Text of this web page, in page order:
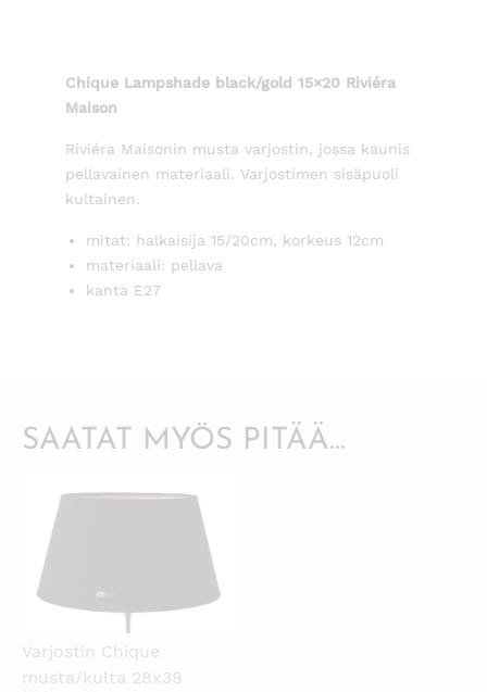
Chique Lampshade black/gold 15×20 Riviéra
Maison
Riviéra Maisonin musta varjostin, jossa kaunis
pellavainen materiaali. Varjostimen sisäpuoli
kultainen.
mitat: halkaisija 15/20cm, korkeus 12cm
materiaali: pellava
kanta E27
SAATAT MYÖS PITÄÄ...
Varjostin Chique
musta/kulta 28x38